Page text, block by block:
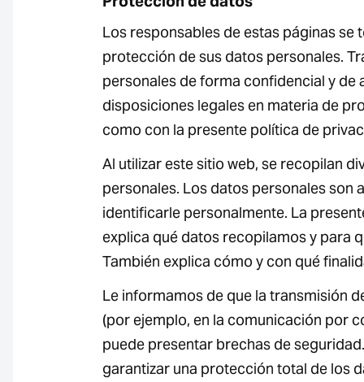
Los responsables de estas páginas se
protección de sus datos personales.
personales de forma confidencial y de
disposiciones legales en materia de
como con la presente política de
Al utilizar este sitio web, se recopilan
personales. Los datos personales son
identificarle personalmente. La
explica qué datos recopilamos y para
También explica cómo y con qué
Le informamos de que la transmisión
(por ejemplo, en la comunicación por
puede presentar brechas de
garantizar una protección total de los